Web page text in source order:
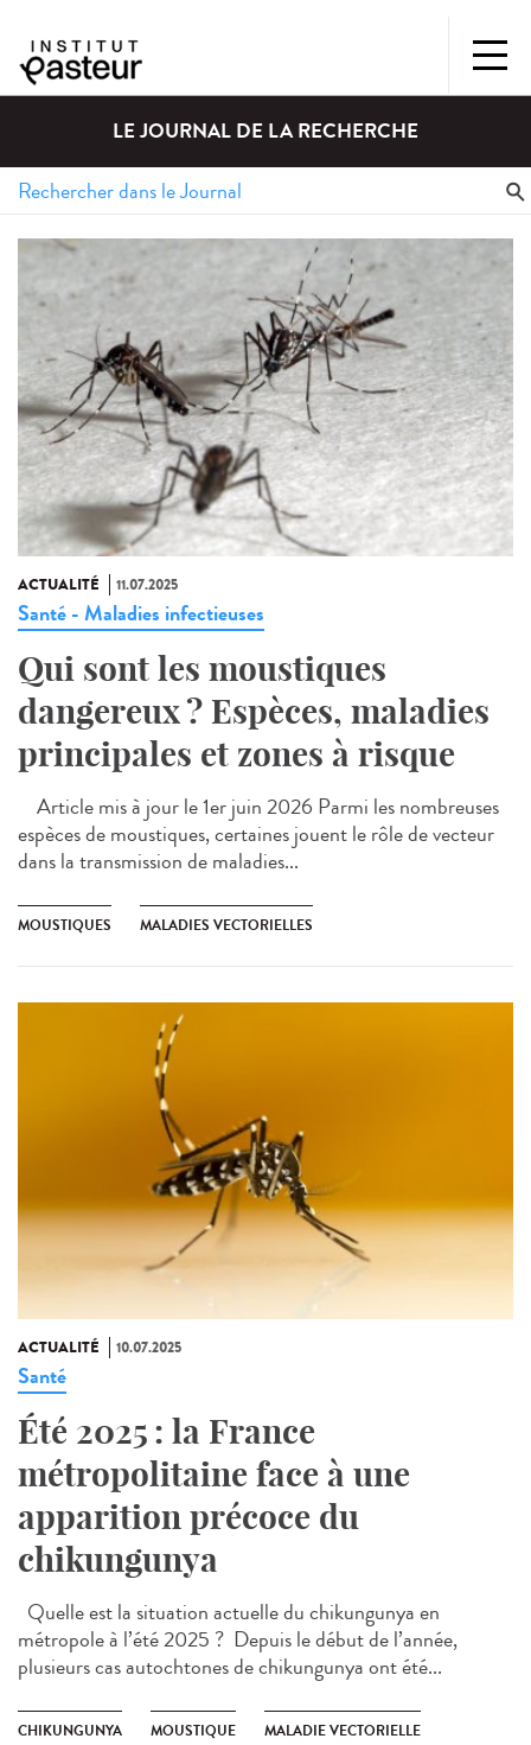
LE JOURNAL DE LA RECHERCHE
ACTUALITÉ 11.07.2025
Santé - Maladies infectieuses
Qui sont les moustiques
dangereux ? Espèces, maladies
principales et zones à risque
Article mis à jour le 1er juin 2026 Parmi les nombreuses
espèces de moustiques, certaines jouent le rôle de vecteur
dans la transmission de maladies...
MOUSTIQUES MALADIES VECTORIELLES
ACTUALITÉ 10.07.2025
Santé
Été 2025 : la France
métropolitaine face à une
apparition précoce du
chikungunya
Quelle est la situation actuelle du chikungunya en
métropole à l’été 2025 ? Depuis le début de l’année,
plusieurs cas autochtones de chikungunya ont été...
CHIKUNGUNYA MOUSTIQUE MALADIE VECTORIELLE